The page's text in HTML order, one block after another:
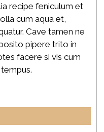
recipe feniculum et
cum aqua et,
Cave tamen ne
pipere trito in
facere si vis cum